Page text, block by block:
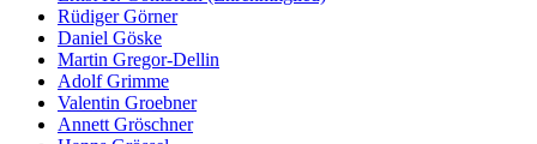
Rüdiger Görner
Daniel Göske
Martin Gregor-Dellin
Adolf Grimme
Valentin Groebner
Annett Gröschner